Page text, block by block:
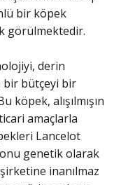
bir köpek
görülmektedir.
derin
bir bütçeyi bir
alışılmışın
amaçlarla
Lancelot
genetik olarak
inanılmaz